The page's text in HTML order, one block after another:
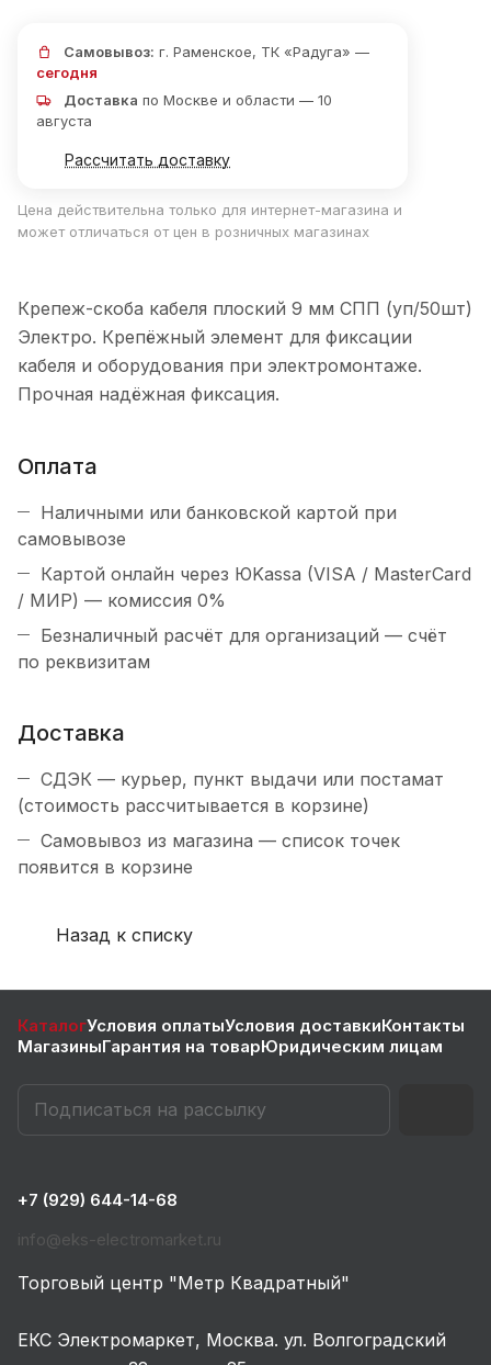
Самовывоз: г. Раменское, ТК «Радуга» —
сегодня
Доставка по Москве и области — 10
августа
Рассчитать доставку
Цена действительна только для интернет-магазина и
может отличаться от цен в розничных магазинах
Крепеж-скоба кабеля плоский 9 мм СПП (уп/50шт)
Электро. Крепёжный элемент для фиксации
кабеля и оборудования при электромонтаже.
Прочная надёжная фиксация.
Оплата
Наличными или банковской картой при
самовывозе
Картой онлайн через ЮKassa (VISA / MasterCard
/ МИР) — комиссия 0%
Безналичный расчёт для организаций — счёт
по реквизитам
Доставка
СДЭК — курьер, пункт выдачи или постамат
(стоимость рассчитывается в корзине)
Самовывоз из магазина — список точек
появится в корзине
Назад к списку
КаталогУсловия оплатыУсловия доставкиКонтакты
МагазиныГарантия на товарЮридическим лицам
+7 (929) 644-14-68
info@eks-electromarket.ru
Торговый центр "Метр Квадратный"
ЕКС Электромаркет, Москва. ул. Волгоградский